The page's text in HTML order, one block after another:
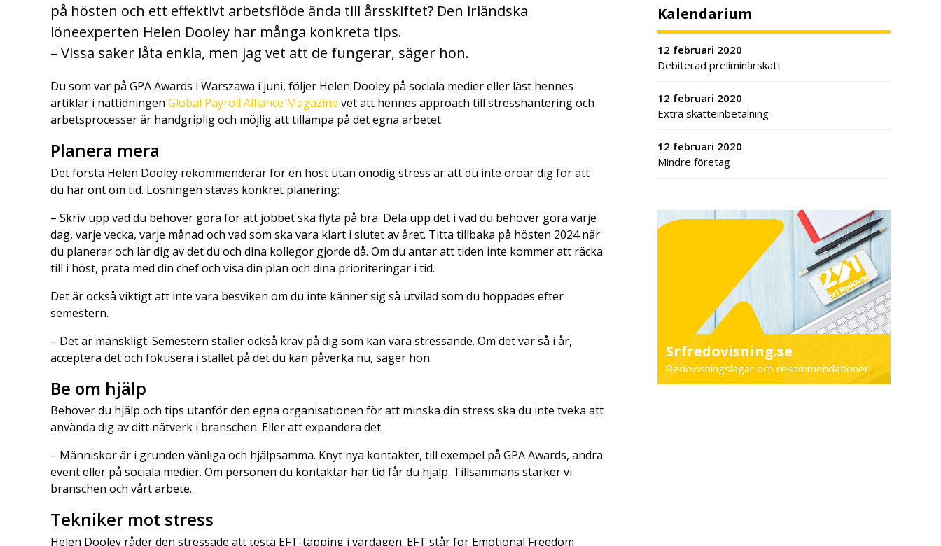
på hösten och ett effektivt arbetsflöde ända till årsskiftet? Den irländska
löneexperten Helen Dooley har många konkreta tips.
– Vissa saker låta enkla, men jag vet att de fungerar, säger hon.
Du som var på GPA Awards i Warszawa i juni, följer Helen Dooley på sociala medier eller läst hennes
artiklar i nättidningen Global Payroll Alliance Magazine vet att hennes approach till stresshantering och
arbetsprocesser är handgriplig och möjlig att tillämpa på det egna arbetet.
Planera mera
Det första Helen Dooley rekommenderar för en höst utan onödig stress är att du inte oroar dig för att
du har ont om tid. Lösningen stavas konkret planering:
– Skriv upp vad du behöver göra för att jobbet ska flyta på bra. Dela upp det i vad du behöver göra varje
dag, varje vecka, varje månad och vad som ska vara klart i slutet av året. Titta tillbaka på hösten 2024 när
du planerar och lär dig av det du och dina kollegor gjorde då. Om du antar att tiden inte kommer att räcka
till i höst, prata med din chef och visa din plan och dina prioriteringar i tid.
Det är också viktigt att inte vara besviken om du inte känner sig så utvilad som du hoppades efter
semestern.
– Det är mänskligt. Semestern ställer också krav på dig som kan vara stressande. Om det var så i år,
acceptera det och fokusera i stället på det du kan påverka nu, säger hon.
Be om hjälp
Behöver du hjälp och tips utanför den egna organisationen för att minska din stress ska du inte tveka att
använda dig av ditt nätverk i branschen. Eller att expandera det.
– Människor är i grunden vänliga och hjälpsamma. Knyt nya kontakter, till exempel på GPA Awards, andra
event eller på sociala medier. Om personen du kontaktar har tid får du hjälp. Tillsammans stärker vi
branschen och vårt arbete.
Tekniker mot stress
Helen Dooley råder den stressade att testa EFT-tapping i vardagen. EFT står för Emotional Freedom
Kalendarium
12 februari 2020
Debiterad preliminärskatt
12 februari 2020
Extra skatteinbetalning
12 februari 2020
Mindre företag
Srfredovisning.se
Redovisningslagar och rekommendationer